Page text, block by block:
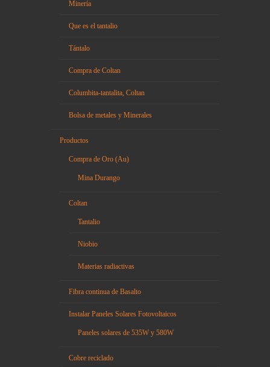
Minería
Que es el tantalio
Tántalo
Compra de Coltan
Columbita-tantalita, Coltan
Bolsa de metales y Minerales
Productos
Compra de Oro (Au)
Mina Durango
Coltan
Tantalio
Niobio
Materias radiactivas
Fibra continua de Basalto
Instalar Paneles Solares Fotovoltaicos
Paneles solares de 535W y 580W
Cobre reciclado